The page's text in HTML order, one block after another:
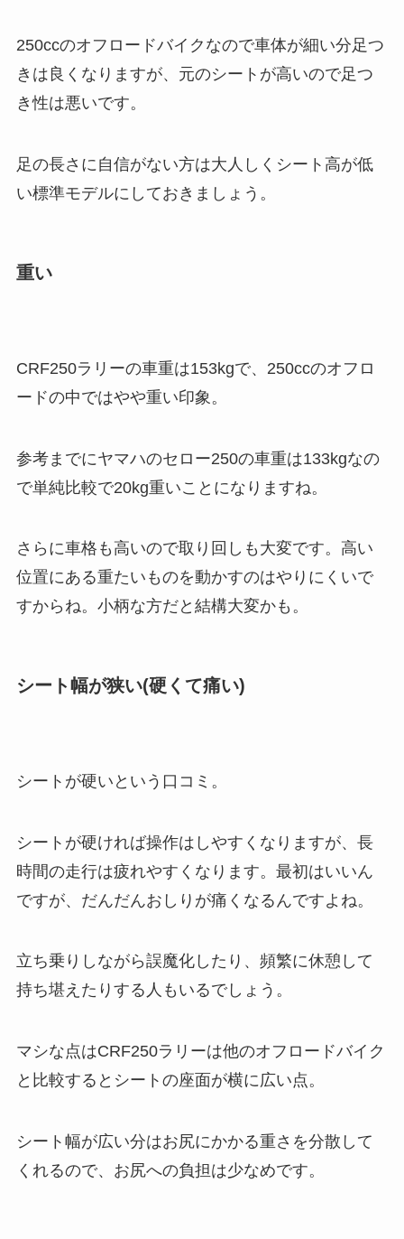
250ccのオフロードバイクなので車体が細い分足つ
きは良くなりますが、元のシートが高いので足つ
き性は悪いです。
足の長さに自信がない方は大人しくシート高が低
い標準モデルにしておきましょう。
重い
CRF250ラリーの車重は153kgで、250ccのオフロ
ードの中ではやや重い印象。
参考までにヤマハのセロー250の車重は133kgなの
で単純比較で20kg重いことになりますね。
さらに車格も高いので取り回しも大変です。高い
位置にある重たいものを動かすのはやりにくいで
すからね。小柄な方だと結構大変かも。
シート幅が狭い(硬くて痛い)
シートが硬いという口コミ。
シートが硬ければ操作はしやすくなりますが、長
時間の走行は疲れやすくなります。最初はいいん
ですが、だんだんおしりが痛くなるんですよね。
立ち乗りしながら誤魔化したり、頻繁に休憩して
持ち堪えたりする人もいるでしょう。
マシな点はCRF250ラリーは他のオフロードバイク
と比較するとシートの座面が横に広い点。
シート幅が広い分はお尻にかかる重さを分散して
くれるので、お尻への負担は少なめです。